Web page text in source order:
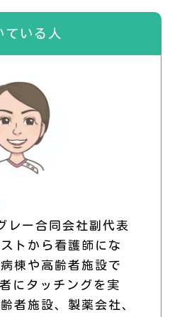
ている人
レー合同会社副代表
トから看護師にな
棟や高齢者施設で
にタッチングを実
者施設、製薬会社、